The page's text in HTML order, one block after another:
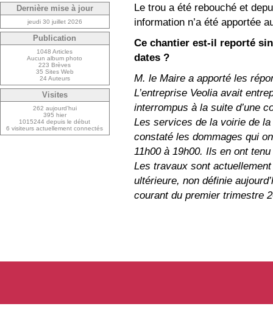
Le trou a été rebouché et
information n’a été apportée
Ce chantier est-il reporté
dates ?
M. le Maire a apporté les
L’entreprise Veolia avait
interrompus à la suite d’une
Les services de la voirie de
constaté les dommages qui
11h00 à 19h00. Ils en ont
Les travaux sont
ultérieure, non définie
courant du premier trimestre
Dernière mise à jour
jeudi 30 juillet 2026
Publication
1048 Articles
Aucun album photo
223 Brèves
35 Sites Web
24 Auteurs
Visites
262 aujourd’hui
395 hier
1015244 depuis le début
6 visiteurs actuellement connectés